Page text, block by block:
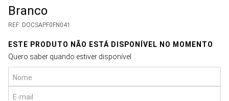
Branco
REF: DOCSAPF0FN041
ESTE PRODUTO NÃO ESTÁ DISPONÍVEL NO MOMENTO
Quero saber quando estiver disponível